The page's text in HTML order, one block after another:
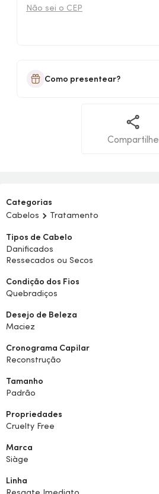
Não sei o CEP
Como presentear?
Compartilhe
Categorias
Cabelos
Tratamento
Tipos de Cabelo
Danificados
Ressecados ou Secos
Condição dos Fios
Quebradiços
Desejo de Beleza
Maciez
Cronograma Capilar
Reconstrução
Tamanho
Padrão
Propriedades
Cruelty Free
Marca
Siàge
Linha